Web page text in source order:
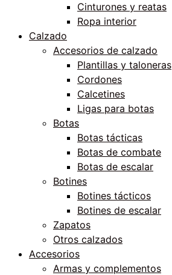
Cinturones y reatas
Ropa interior
Calzado
Accesorios de calzado
Plantillas y taloneras
Cordones
Calcetines
Ligas para botas
Botas
Botas tácticas
Botas de combate
Botas de escalar
Botines
Botines tácticos
Botines de escalar
Zapatos
Otros calzados
Accesorios
Armas y complementos